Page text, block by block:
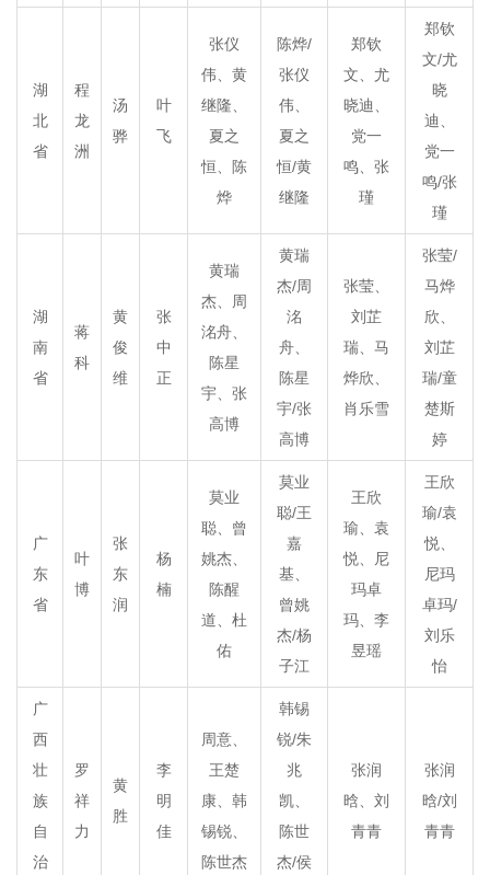
湖
北
省
程
龙
洲
汤
骅
叶
飞
张仪
伟、黄
继隆、
夏之
恒、陈
烨
陈烨/
张仪
伟、
夏之
恒/黄
继隆
郑钦
文、尤
晓迪、
党一
鸣、张
瑾
郑钦
文/尤
晓
迪、
党一
鸣/张
瑾
湖
南
省
蒋
科
黄
俊
维
张
中
正
黄瑞
杰、周
洺舟、
陈星
宇、张
高博
黄瑞
杰/周
洺
舟、
陈星
宇/张
高博
张莹、
刘芷
瑞、马
烨欣、
肖乐雪
张莹/
马烨
欣、
刘芷
瑞/童
楚斯
婷
广
东
省
叶
博
张
东
润
杨
楠
莫业
聪、曾
姚杰、
陈醒
道、杜
佑
莫业
聪/王
嘉
基、
曾姚
杰/杨
子江
王欣
瑜、袁
悦、尼
玛卓
玛、李
昱瑶
王欣
瑜/袁
悦、
尼玛
卓玛/
刘乐
怡
广
西
壮
族
自
治
罗
祥
力
黄
胜
李
明
佳
周意、
王楚
康、韩
锡锐、
陈世杰
韩锡
锐/朱
兆
凯、
陈世
杰/侯
张润
晗、刘
青青
张润
晗/刘
青青